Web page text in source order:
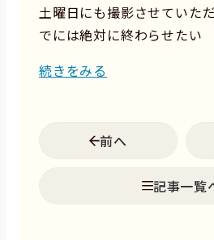
土曜日にも撮影させていた
でには絶対に終わらせたい
続きをみる
前へ
記事一覧